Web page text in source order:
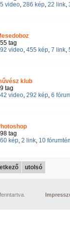
video, 286 kép, 22 link,
tag
video, 455 kép, 7 link,
klub
tag
video, 292 kép, 6
tag
kép, 2 link, 10
utolsó